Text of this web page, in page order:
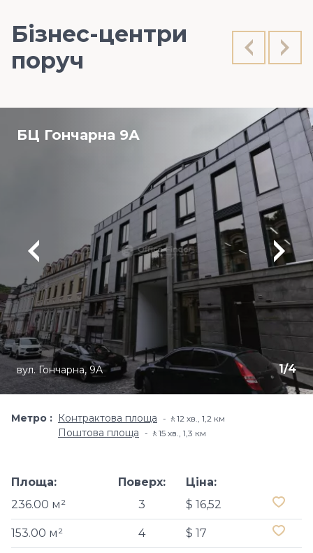
Бізнес-центри
поруч
БЦ Гончарна 9А
1/4
вул. Гончарна, 9А
Метро Контрактова площа 🚶12 хв​., 1,2 км
Поштова площа 🚶15 хв​., 1,3 км
Площа:
236.00 м²
Поверх:
3
Ціна:
$ 16,52
153.00 м² 4 $ 17